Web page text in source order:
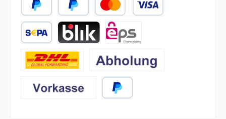
PayPal Später BezahlenKredit- oder Debitkarte
Abholung